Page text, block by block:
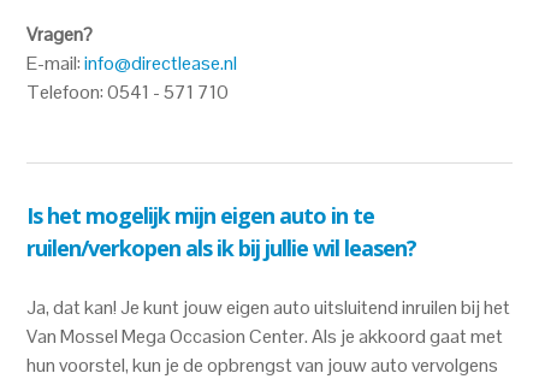
Vragen?
E-mail:info@directlease.nl
Telefoon: 0541 - 571 710
Is het mogelijk mijn eigen auto in te
ruilen/verkopen als ik bij jullie wil leasen?
Ja, dat kan! Je kunt jouw eigen auto uitsluitend inruilen bij het
Van Mossel Mega Occasion Center. Als je akkoord gaat met
hun voorstel, kun je de opbrengst van jouw auto vervolgens